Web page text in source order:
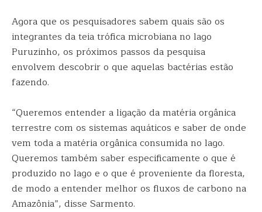
Agora que os pesquisadores sabem quais são os
integrantes da teia trófica microbiana no lago
Puruzinho, os próximos passos da pesquisa
envolvem descobrir o que aquelas bactérias estão
fazendo.
“Queremos entender a ligação da matéria orgânica
terrestre com os sistemas aquáticos e saber de onde
vem toda a matéria orgânica consumida no lago.
Queremos também saber especificamente o que é
produzido no lago e o que é proveniente da floresta,
de modo a entender melhor os fluxos de carbono na
Amazônia”, disse Sarmento.